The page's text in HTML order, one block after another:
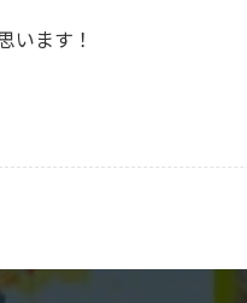
います！